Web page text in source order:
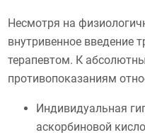
Несмотря на
внутривенное введение
терапевтом. К
противопоказаниям
Индивидуальная
аскорбиновой